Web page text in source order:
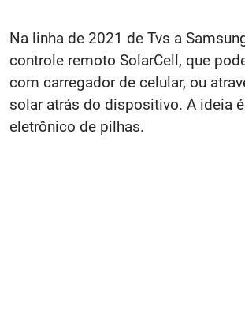
Na linha de 2021 de Tvs a
controle remoto SolarCell, que
com carregador de celular, ou
solar atrás do dispositivo. A ideia
eletrônico de pilhas.